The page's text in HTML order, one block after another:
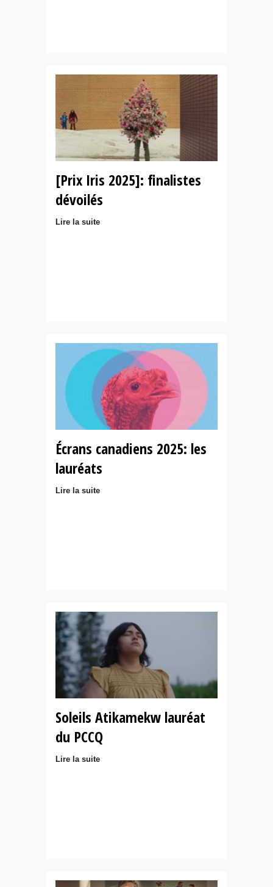
[Prix Iris 2025]: finalistes
dévoilés
Lire la suite
Écrans canadiens 2025: les
lauréats
Lire la suite
Soleils Atikamekw lauréat
du PCCQ
Lire la suite